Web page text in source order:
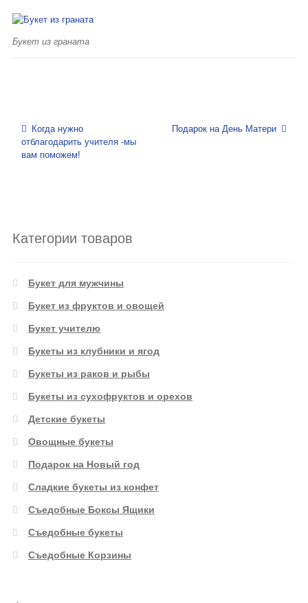
Букет из граната
Навигация по записям
Когда нужно
отблагодарить учителя -мы
вам поможем!
Подарок на День Матери
Категории товаров
Букет для мужчины
Букет из фруктов и овощей
Букет учителю
Букеты из клубники и ягод
Букеты из раков и рыбы
Букеты из сухофруктов и орехов
Детские букеты
Овощные букеты
Подарок на Новый год
Сладкие букеты из конфет
Съедобные Боксы Ящики
Съедобные букеты
Съедобные Корзины